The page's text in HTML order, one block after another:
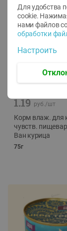
1.19 руб./шт
Корм влаж. для
чувств.
Ван курица
75г
Для удобства
cookie.
нами файлов
обработки
Настроить